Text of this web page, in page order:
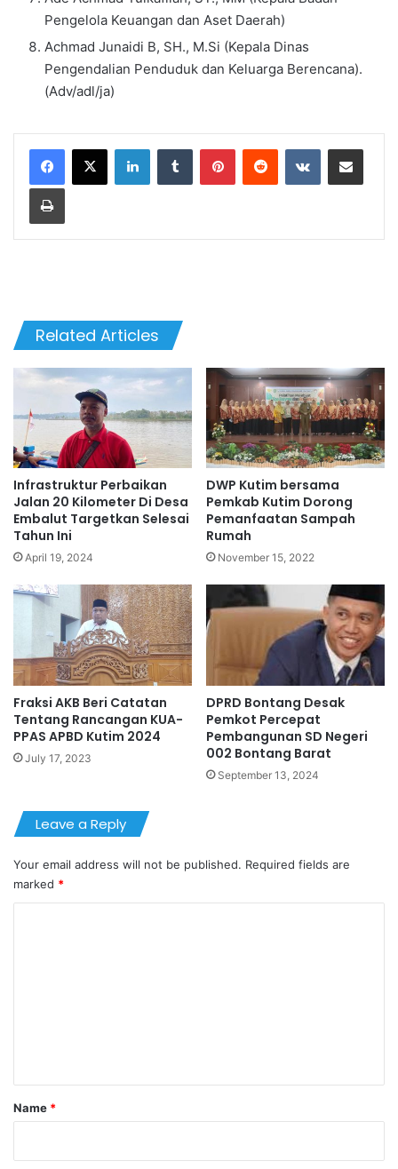
Pengelola Keuangan dan Aset Daerah)
Achmad Junaidi B, SH., M.Si (Kepala Dinas
Pengendalian Penduduk dan Keluarga Berencana).
(Adv/adl/ja)
LinkedInTumblr PinterestReddit VKontakteShare via Email
Print
Related Articles
Infrastruktur Perbaikan
Jalan 20 Kilometer Di Desa
Embalut Targetkan Selesai
Tahun Ini
April 19, 2024
DWP Kutim bersama
Pemkab Kutim Dorong
Pemanfaatan Sampah
Rumah
November 15, 2022
Fraksi AKB Beri Catatan
Tentang Rancangan KUA-
PPAS APBD Kutim 2024
July 17, 2023
DPRD Bontang Desak
Pemkot Percepat
Pembangunan SD Negeri
002 Bontang Barat
September 13, 2024
Leave a Reply
Your email address will not be published. Required fields are
marked *
*
Name *